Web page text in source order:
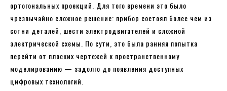
ортогональных проекций. Для того времени это было
чрезвычайно сложное решение: прибор состоял более чем из
сотни деталей, шести электродвигателей и сложной
электрической схемы. По сути, это была ранняя попытка
перейти от плоских чертежей к пространственному
моделированию — задолго до появления доступных
цифровых технологий.